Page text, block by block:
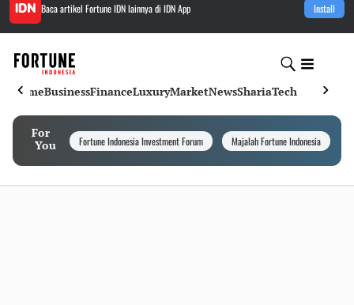
Baca artikel Fortune IDNlainnya di IDN App Install
HomeBusinessFinanceLuxuryMarketNewsShariaTech
For
You
Fortune Indonesia Investment Forum Majalah Fortune Indonesia